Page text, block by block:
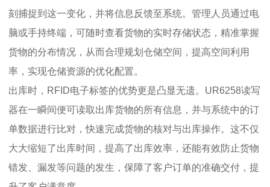
刻捕捉到这一变化，并将信息反馈至系统。管理人员通过电
脑或手持终端，可随时查看货物的实时存储状态，精准掌握
货物的分布情况，从而合理规划仓储空间，提高空间利用
率，实现仓储资源的优化配置。
出库时，RFID电子标签的优势更是凸显无遗。UR6258读写
器在一瞬间便可读取出库货物的所有信息，并与系统中的订
单数据进行比对，快速完成货物的核对与出库操作。这不仅
大大缩短了出库时间，提高了出库效率，还能有效防止货物
错发、漏发等问题的发生，保障了客户订单的准确交付，提